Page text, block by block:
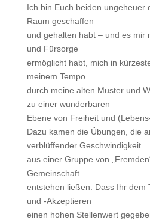
Ich bin Euch beiden ungeheuer
Raum geschaffen
und gehalten habt – und es mir
und Fürsorge
ermöglicht habt, mich in
meinem Tempo
durch meine alten Muster und
zu einer wunderbaren
Ebene von Freiheit und
Dazu kamen die Übungen, die
verblüffender Geschwindigkeit
aus einer Gruppe von
Gemeinschaft
entstehen ließen. Dass Ihr dem
und -Akzeptieren
einen hohen Stellenwert